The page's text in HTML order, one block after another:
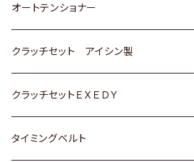
スバル
三菱
スバル
三菱
スバル
いすゞ
ダイハツ
マツダ
三菱
GOLF
ＷＡＧＥＮ
アストロ（シボレー）
クライスラー
ＷＡＧＥＮ
ＶＯＬＶＯ
ホンダ
スズキ
日産
ダイハツ
スズキ
ダイハツ
日産
ホンダ
オートテンショナー
トヨタ
クラッチセット アイシン製
ホンダ
スズキ
クラッチセットＥＸＥＤＹ
ホンダ
タイミングベルト